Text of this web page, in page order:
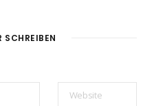
SCHREIBEN